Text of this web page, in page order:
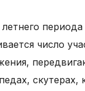
число
скутерах,